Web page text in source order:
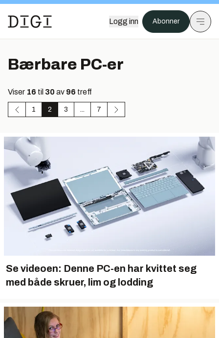
Logg inn Abonner
Bærbare PC-er
Viser 16 til 30 av 96 treff
1 2 3 ... 7
Se videoen: Denne PC-en har kvittet seg
med både skruer, lim og lodding